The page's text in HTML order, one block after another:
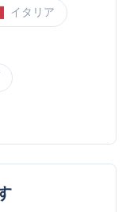
イタリア